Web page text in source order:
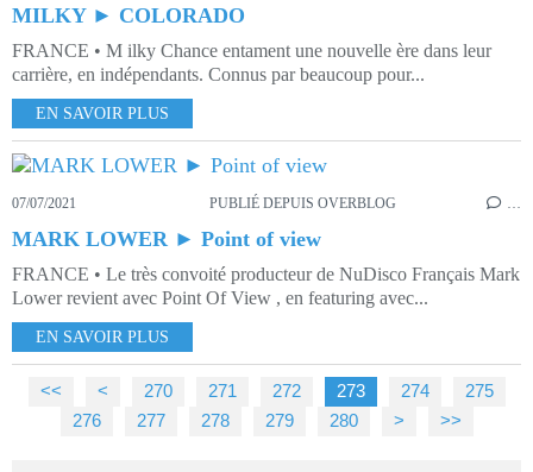
MILKY ► COLORADO
FRANCE • M ilky Chance entament une nouvelle ère dans leur
carrière, en indépendants. Connus par beaucoup pour...
EN SAVOIR PLUS
07/07/2021 PUBLIÉ DEPUIS OVERBLOG …
MARK LOWER ► Point of view
FRANCE • Le très convoité producteur de NuDisco Français Mark
Lower revient avec Point Of View , en featuring avec...
EN SAVOIR PLUS
<< < 200
210
220
230
240
250
260
270 271 272 273 274
275
276
277 278 279 280 290
300
400
> >>